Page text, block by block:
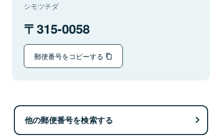
シモツチダ
315-0058
郵便番号をコピーする
他の郵便番号を検索する